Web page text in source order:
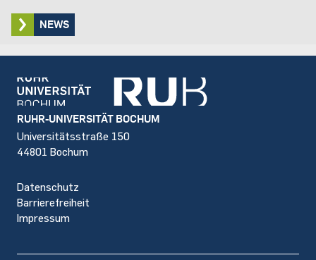
NEWS
Footer
RUHR-UNIVERSITÄT BOCHUM
Universitätsstraße 150
44801 Bochum
Datenschutz
Barrierefreiheit
Impressum